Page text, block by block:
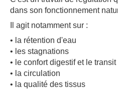
dans son fonctionnement
Il agit notamment sur :
• la rétention d'eau
• les stagnations
• le confort digestif et le transit
• la circulation
• la qualité des tissus